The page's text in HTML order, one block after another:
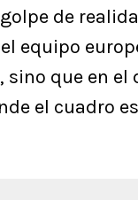
de
equipo
sino que en el
el cuadro